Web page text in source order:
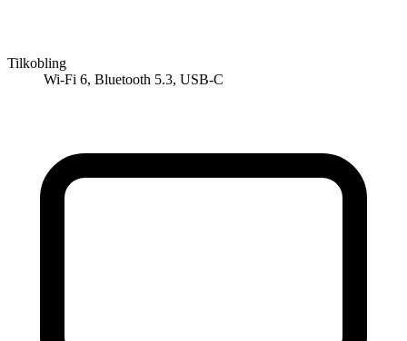
Tilkobling
Wi-Fi 6, Bluetooth 5.3, USB-C